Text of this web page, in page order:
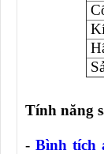
Tính năng
-Bình tích